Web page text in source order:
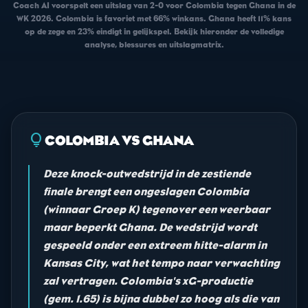
Coach AI voorspelt een uitslag van 2-0 voor Colombia tegen Ghana in de
WK 2026. Colombia is favoriet met 66% winkans. Ghana heeft 11% kans
op de zege en 23% eindigt in gelijkspel. Bekijk hieronder de volledige
analyse, blessures en uitslagmatrix.
lightbulb COLOMBIA VS GHANA
Deze knock-outwedstrijd in de zestiende
finale brengt een ongeslagen Colombia
(winnaar Groep K) tegenover een weerbaar
maar beperkt Ghana. De wedstrijd wordt
gespeeld onder een extreem hitte-alarm in
Kansas City, wat het tempo naar verwachting
zal vertragen. Colombia's xG-productie
(gem. 1.65) is bijna dubbel zo hoog als die van